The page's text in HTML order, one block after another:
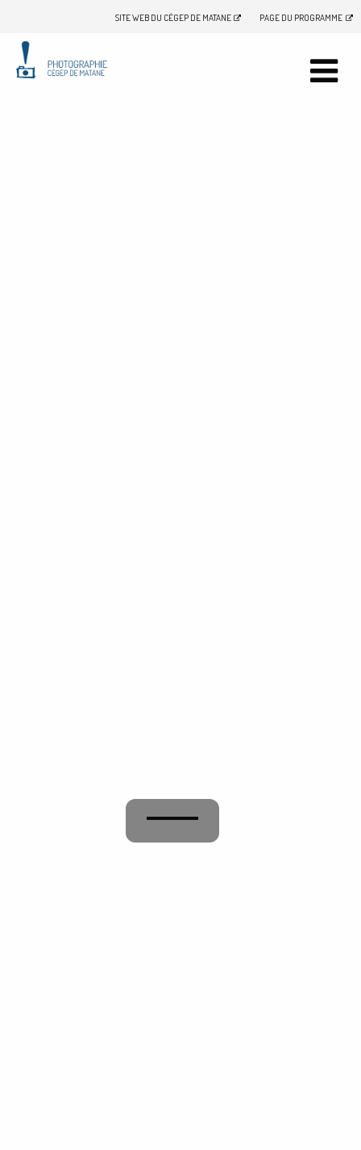
SITE WEB DU CÉGEP DE MATANE PAGE DU PROGRAMME